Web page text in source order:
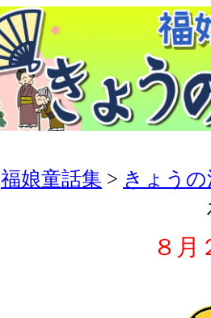
福娘童話集 > きょう
８月